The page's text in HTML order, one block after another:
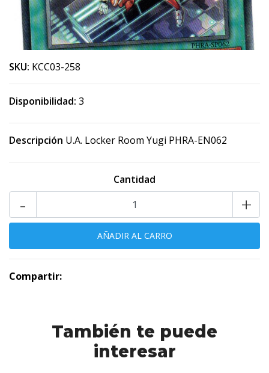
SKU: KCC03-258
Disponibilidad: 3
Descripción U.A. Locker Room Yugi PHRA-EN062
Cantidad
+
-
Compartir:
También te puede
interesar